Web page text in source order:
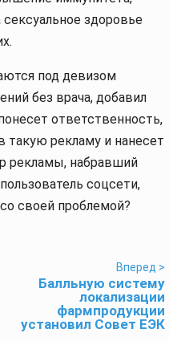
здоровье
под девизом
без врача, добавил
ответственность,
такую рекламу и нанесет
рекламы, набравший
соцсети,
своей проблемой?
Вперед >
Балльную систему
локализации
фармпродукции
установил Совет ЕЭК